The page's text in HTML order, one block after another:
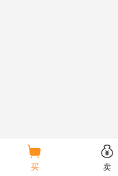
买 卖